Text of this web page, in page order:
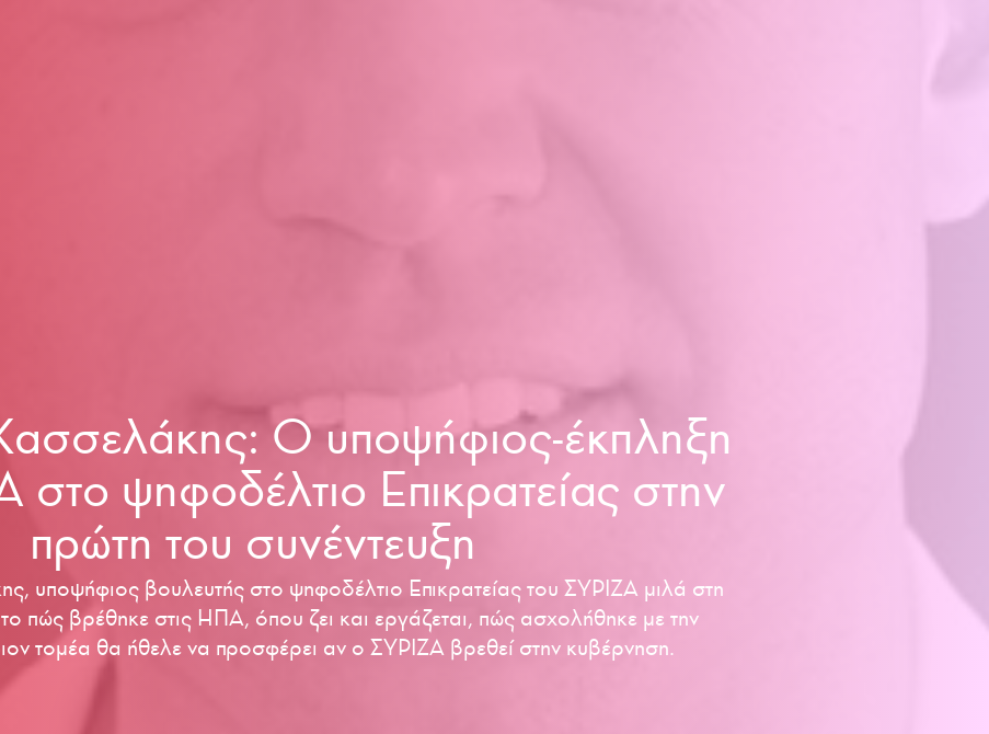
Ο υποψήφιος-έκπληξη
στο ψηφοδέλτιο Επικρατείας στην
πρώτη του συνέντευξη
υποψήφιος βουλευτής στο ψηφοδέλτιο Επικρατείας του ΣΥΡΙΖΑ μιλά στη
το πώς βρέθηκε στις ΗΠΑ, όπου ζει και εργάζεται, πώς ασχολήθηκε με την
τομέα θα ήθελε να προσφέρει αν ο ΣΥΡΙΖΑ βρεθεί στην κυβέρνηση.